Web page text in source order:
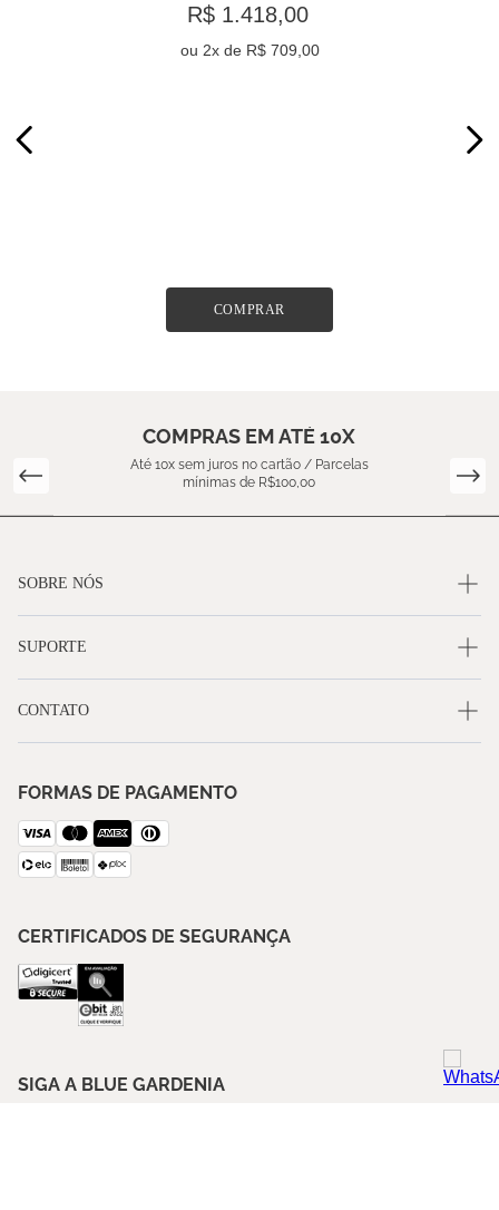
R$ 1.418,00
ou 2x de R$ 709,00
COMPRAR
COMPRAS EM ATÉ 10X
Até 10x sem juros no cartão / Parcelas
mínimas de R$100,00
SOBRE NÓS
SUPORTE
CONTATO
FORMAS DE PAGAMENTO
CERTIFICADOS DE SEGURANÇA
SIGA A BLUE GARDENIA